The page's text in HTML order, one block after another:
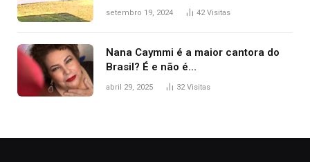
durante confusão no trânsito
setembro 19, 2024 42Visitas
Nana Caymmi é a maior cantora do
Brasil? É e não é…
abril 29, 2025 32Visitas